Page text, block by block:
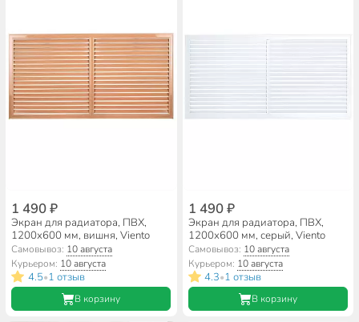
1 490 ₽
Экран для радиатора, ПВХ,
1200х600 мм, вишня, Viento
Самовывоз: 10 августа
Курьером: 10 августа
4.5•1 отзыв
В корзину
1 490 ₽
Экран для радиатора, ПВХ,
1200х600 мм, серый, Viento
Самовывоз: 10 августа
Курьером: 10 августа
4.3•1 отзыв
В корзину